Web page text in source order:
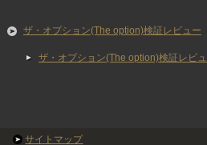
ザ・オプション(The option)検証レビュー
ザ・オプション(The option)検証レビ
サイトマップ